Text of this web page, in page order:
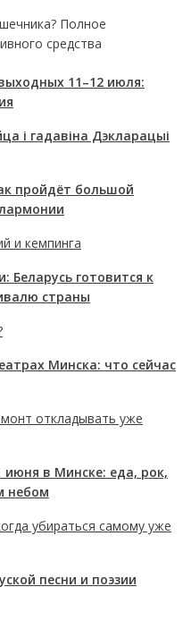
Полное
средства
11–12 июля:
і гадавіна Дэкларацыі
пройдёт большой
и кемпинга
Беларусь готовится к
страны
Минска: что сейчас
откладывать уже
июня в Минске: еда, рок,
небом
убираться самому уже
песни и поэзии